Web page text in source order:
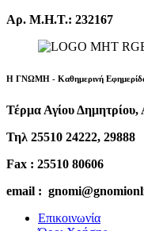
Αρ. Μ.Η.Τ.: 232167
Η ΓΝΩΜΗ - Καθημερινή
Τέρμα Αγίου Δημητρίου,
Τηλ 25510 24222, 29888
Fax : 25510 80606
email :
Επικοινωνία